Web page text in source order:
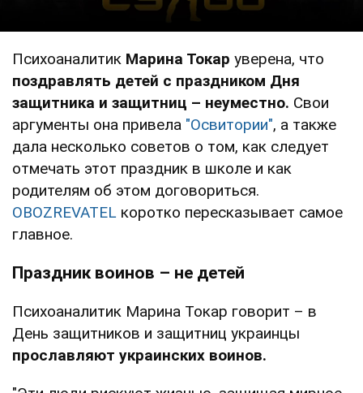
Психоаналитик Марина Токар уверена, что
поздравлять детей с праздником Дня
защитника и защитниц – неуместно. Свои
аргументы она привела "Освитории", а также
дала несколько советов о том, как следует
отмечать этот праздник в школе и как
родителям об этом договориться.
OBOZREVATEL коротко пересказывает самое
главное.
Праздник воинов – не детей
Психоаналитик Марина Токар говорит – в
День защитников и защитниц украинцы
прославляют украинских воинов.